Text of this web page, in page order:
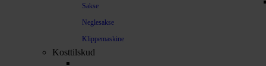
Sakse
Neglesakse
Klippemaskine
Kosttilskud